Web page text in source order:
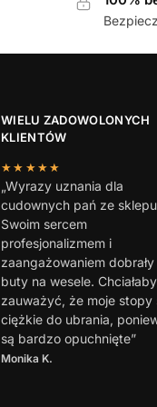
WIELU ZADOWOLONYCH
KLIENTÓW
★★★★★
„Wyrazy uznania dla
cudownych pań ze
Swoim sercem
profesjonalizmem i
zaangażowaniem dobrały
buty na wesele.
zauważyć, że moje stopy
ciężkie do ubrania,
są bardzo opuchnięte”
Monika K.